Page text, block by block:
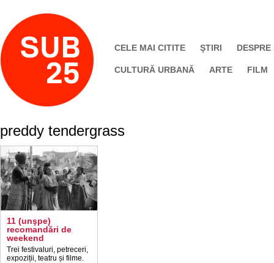
CELE MAI CITITE ŞTIRI DESPRE
CULTURĂ URBANĂ ARTE FILM
preddy tendergrass
11 (unşpe)
recomandări de
weekend
Trei festivaluri, petreceri,
expoziții, teatru și filme.